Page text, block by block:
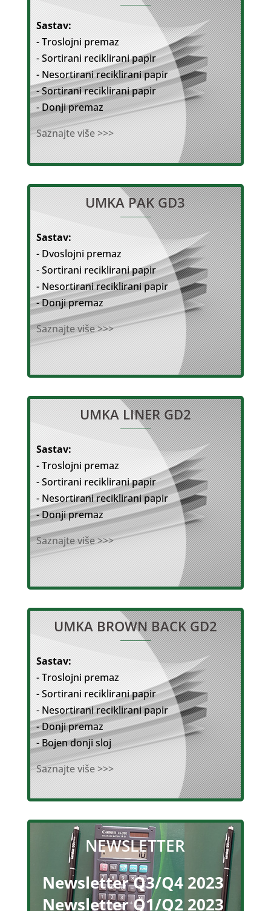
Sastav:
- Troslojni premaz
- Sortirani reciklirani papir
- Nesortirani reciklirani papir
- Sortirani reciklirani papir
- Donji premaz
Saznajte više >>>
UMKA PAK GD3
Sastav:
- Dvoslojni premaz
- Sortirani reciklirani papir
- Nesortirani reciklirani papir
- Donji premaz
Saznajte više >>>
UMKA LINER GD2
Sastav:
- Troslojni premaz
- Sortirani reciklirani papir
- Nesortirani reciklirani papir
- Donji premaz
Saznajte više >>>
UMKA BROWN BACK GD2
Sastav:
- Troslojni premaz
- Sortirani reciklirani papir
- Nesortirani reciklirani papir
- Donji premaz
- Bojen donji sloj
Saznajte više >>>
NEWSLETTER
Newsletter Q3/Q4 2023
Newsletter Q1/Q2 2023